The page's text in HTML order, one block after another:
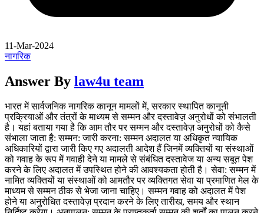
11-Mar-2024
नागरिक
Answer By law4u team
भारत में सार्वजनिक नागरिक कानून मामलों में, सरकार स्थापित कानूनी
प्रक्रियाओं और तंत्रों के माध्यम से सम्मन और दस्तावेज़ अनुरोधों को संभालती
है। यहां बताया गया है कि आम तौर पर सम्मन और दस्तावेज़ अनुरोधों को कैसे
संभाला जाता है: सम्मन: जारी करना: सम्मन अदालत या अधिकृत न्यायिक
अधिकारियों द्वारा जारी किए गए अदालती आदेश हैं जिनमें व्यक्तियों या संस्थाओं
को गवाह के रूप में गवाही देने या मामले से संबंधित दस्तावेज या अन्य सबूत पेश
करने के लिए अदालत में उपस्थित होने की आवश्यकता होती है। सेवा: सम्मन में
नामित व्यक्तियों या संस्थाओं को आमतौर पर व्यक्तिगत सेवा या प्रमाणित मेल के
माध्यम से सम्मन ठीक से भेजा जाना चाहिए। सम्मन गवाह को अदालत में पेश
होने या अनुरोधित दस्तावेज़ प्रदान करने के लिए तारीख, समय और स्थान